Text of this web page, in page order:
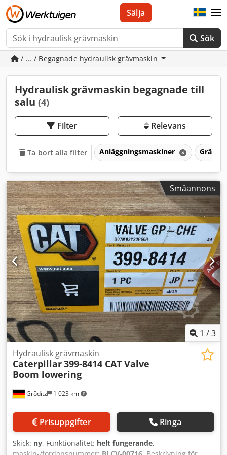
Sök
Sälja
/ ... / Begagnade hydraulisk grävmaskin
Hydraulisk grävmaskin begagnade till
salu (4)
Filter Relevans
Ta bort alla filter Anläggningsmaskiner
Småannons
1 /3
Gröditz 1 023 km
Hydraulisk grävmaskin
Caterpillar399-8414 CAT Valve
Boom lowering
Prisuppgifter Ringa
Skick: ny, Funktionalitet: helt fungerande,